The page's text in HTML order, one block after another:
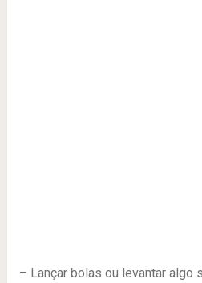
– Lançar bolas ou levantar algo